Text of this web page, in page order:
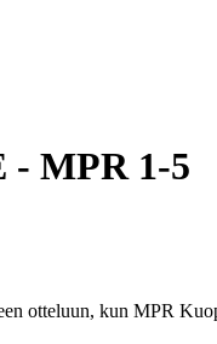
- MPR 1-5
otteluun, kun MPR